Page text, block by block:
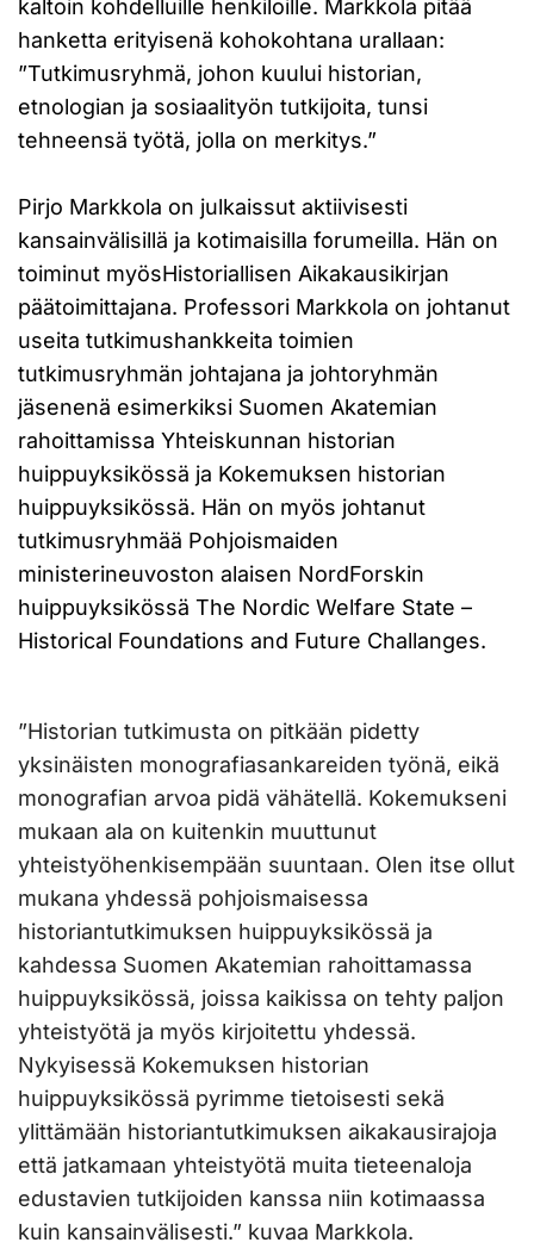
kaltoin kohdelluille henkiloille. Markkola pitää
hanketta erityisenä kohokohtana urallaan:
”Tutkimusryhmä, johon kuului historian,
etnologian ja sosiaalityön tutkijoita, tunsi
tehneensä työtä, jolla on merkitys.”
Pirjo Markkola on julkaissut aktiivisesti
kansainvälisillä ja kotimaisilla forumeilla. Hän on
toiminut myösHistoriallisen Aikakausikirjan
päätoimittajana. Professori Markkola on johtanut
useita tutkimushankkeita toimien
tutkimusryhmän johtajana ja johtoryhmän
jäsenenä esimerkiksi Suomen Akatemian
rahoittamissa Yhteiskunnan historian
huippuyksikössä ja Kokemuksen historian
huippuyksikössä. Hän on myös johtanut
tutkimusryhmää Pohjoismaiden
ministerineuvoston alaisen NordForskin
huippuyksikössä The Nordic Welfare State –
Historical Foundations and Future Challanges.
”Historian tutkimusta on pitkään pidetty
yksinäisten monografiasankareiden työnä, eikä
monografian arvoa pidä vähätellä. Kokemukseni
mukaan ala on kuitenkin muuttunut
yhteistyöhenkisempään suuntaan. Olen itse ollut
mukana yhdessä pohjoismaisessa
historiantutkimuksen huippuyksikössä ja
kahdessa Suomen Akatemian rahoittamassa
huippuyksikössä, joissa kaikissa on tehty paljon
yhteistyötä ja myös kirjoitettu yhdessä.
Nykyisessä Kokemuksen historian
huippuyksikössä pyrimme tietoisesti sekä
ylittämään historiantutkimuksen aikakausirajoja
että jatkamaan yhteistyötä muita tieteenaloja
edustavien tutkijoiden kanssa niin kotimaassa
kuin kansainvälisesti.” kuvaa Markkola.